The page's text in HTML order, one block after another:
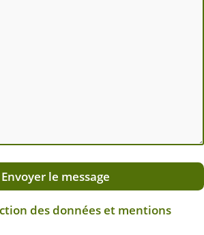
Envoyer le message
des données et mentions